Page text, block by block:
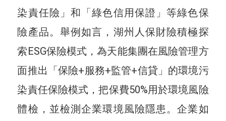
染責任險」和「綠色信用保證」等綠色保
險產品。舉例如言，湖州人保財險積極探
索ESG保險模式，為天能集團在風險管理方
面推出「保險+服務+監管+信貸」的環境污
染責任保險模式，把保費50%用於環境風險
體檢，並檢測企業環境風險隱患。企業如